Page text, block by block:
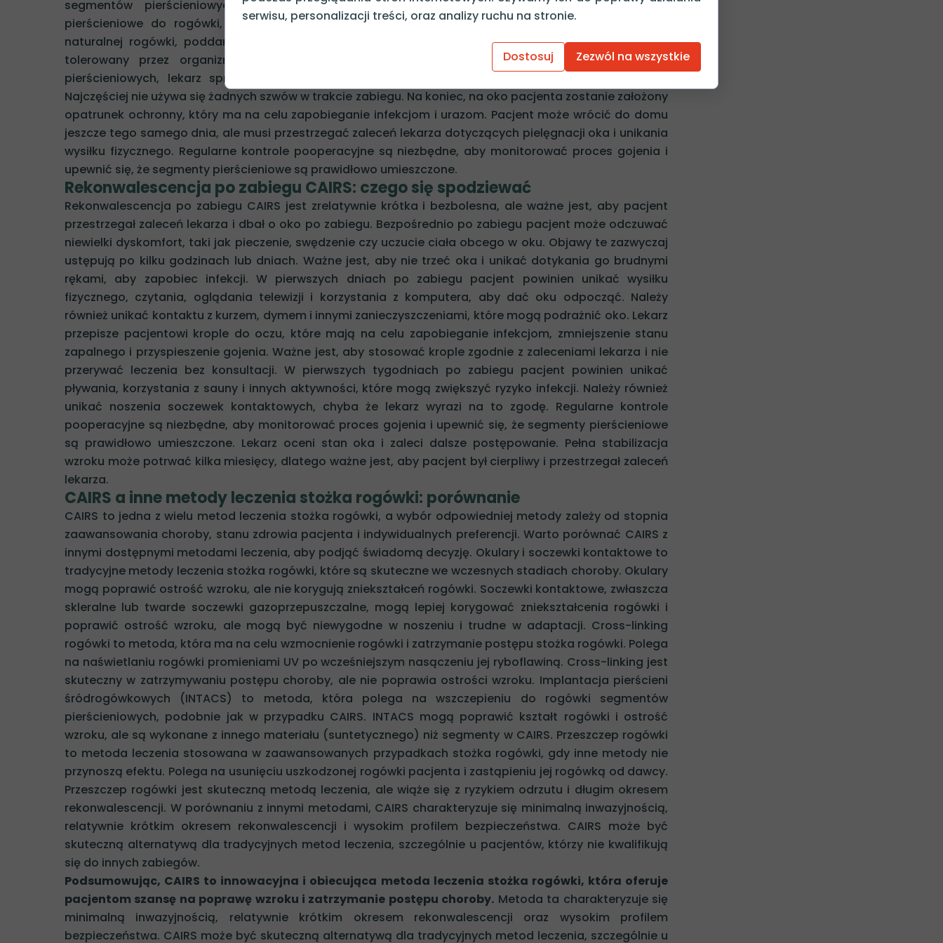
segmentów pierścieniowych. Lekarz, za pomocą precyzyjnych narzędzi, wprowadzi segmenty
pierścieniowe do rogówki, umieszczając je w odpowiednich miejscach. Segmenty są wykonane z
naturalnej rogówki, poddanej naświetlaniu promieniami gamma i liofilizacji. Dzięki temu jest dobrze
tolerowany przez organizm i nie powoduje reakcji alergicznych. Po wprowadzeniu segmentów
pierścieniowych, lekarz sprawdzi ich położenie i upewni się, że są one prawidłowo umieszczone.
Najczęściej nie używa się żadnych szwów w trakcie zabiegu. Na koniec, na oko pacjenta zostanie założony
opatrunek ochronny, który ma na celu zapobieganie infekcjom i urazom. Pacjent może wrócić do domu
jeszcze tego samego dnia, ale musi przestrzegać zaleceń lekarza dotyczących pielęgnacji oka i unikania
wysiłku fizycznego. Regularne kontrole pooperacyjne są niezbędne, aby monitorować proces gojenia i
upewnić się, że segmenty pierścieniowe są prawidłowo umieszczone.
Rekonwalescencja po zabiegu CAIRS: czego się spodziewać
Rekonwalescencja po zabiegu CAIRS jest zrelatywnie krótka i bezbolesna, ale ważne jest, aby pacjent
przestrzegał zaleceń lekarza i dbał o oko po zabiegu. Bezpośrednio po zabiegu pacjent może odczuwać
niewielki dyskomfort, taki jak pieczenie, swędzenie czy uczucie ciała obcego w oku. Objawy te zazwyczaj
ustępują po kilku godzinach lub dniach. Ważne jest, aby nie trzeć oka i unikać dotykania go brudnymi
rękami, aby zapobiec infekcji. W pierwszych dniach po zabiegu pacjent powinien unikać wysiłku
fizycznego, czytania, oglądania telewizji i korzystania z komputera, aby dać oku odpocząć. Należy
również unikać kontaktu z kurzem, dymem i innymi zanieczyszczeniami, które mogą podrażnić oko. Lekarz
przepisze pacjentowi krople do oczu, które mają na celu zapobieganie infekcjom, zmniejszenie stanu
zapalnego i przyspieszenie gojenia. Ważne jest, aby stosować krople zgodnie z zaleceniami lekarza i nie
przerywać leczenia bez konsultacji. W pierwszych tygodniach po zabiegu pacjent powinien unikać
pływania, korzystania z sauny i innych aktywności, które mogą zwiększyć ryzyko infekcji. Należy również
unikać noszenia soczewek kontaktowych, chyba że lekarz wyrazi na to zgodę. Regularne kontrole
pooperacyjne są niezbędne, aby monitorować proces gojenia i upewnić się, że segmenty pierścieniowe
są prawidłowo umieszczone. Lekarz oceni stan oka i zaleci dalsze postępowanie. Pełna stabilizacja
wzroku może potrwać kilka miesięcy, dlatego ważne jest, aby pacjent był cierpliwy i przestrzegał zaleceń
lekarza.
CAIRS a inne metody leczenia stożka rogówki: porównanie
CAIRS to jedna z wielu metod leczenia stożka rogówki, a wybór odpowiedniej metody zależy od stopnia
zaawansowania choroby, stanu zdrowia pacjenta i indywidualnych preferencji. Warto porównać CAIRS z
innymi dostępnymi metodami leczenia, aby podjąć świadomą decyzję. Okulary i soczewki kontaktowe to
tradycyjne metody leczenia stożka rogówki, które są skuteczne we wczesnych stadiach choroby. Okulary
mogą poprawić ostrość wzroku, ale nie korygują zniekształceń rogówki. Soczewki kontaktowe, zwłaszcza
skleralne lub twarde soczewki gazoprzepuszczalne, mogą lepiej korygować zniekształcenia rogówki i
poprawić ostrość wzroku, ale mogą być niewygodne w noszeniu i trudne w adaptacji. Cross-linking
rogówki to metoda, która ma na celu wzmocnienie rogówki i zatrzymanie postępu stożka rogówki. Polega
na naświetlaniu rogówki promieniami UV po wcześniejszym nasączeniu jej ryboflawiną. Cross-linking jest
skuteczny w zatrzymywaniu postępu choroby, ale nie poprawia ostrości wzroku. Implantacja pierścieni
śródrogówkowych (INTACS) to metoda, która polega na wszczepieniu do rogówki segmentów
pierścieniowych, podobnie jak w przypadku CAIRS. INTACS mogą poprawić kształt rogówki i ostrość
wzroku, ale są wykonane z innego materiału (suntetycznego) niż segmenty w CAIRS. Przeszczep rogówki
to metoda leczenia stosowana w zaawansowanych przypadkach stożka rogówki, gdy inne metody nie
przynoszą efektu. Polega na usunięciu uszkodzonej rogówki pacjenta i zastąpieniu jej rogówką od dawcy.
Przeszczep rogówki jest skuteczną metodą leczenia, ale wiąże się z ryzykiem odrzutu i długim okresem
rekonwalescencji. W porównaniu z innymi metodami, CAIRS charakteryzuje się minimalną inwazyjnością,
relatywnie krótkim okresem rekonwalescencji i wysokim profilem bezpieczeństwa. CAIRS może być
skuteczną alternatywą dla tradycyjnych metod leczenia, szczególnie u pacjentów, którzy nie kwalifikują
się do innych zabiegów.
Podsumowując, CAIRS to innowacyjna i obiecująca metoda leczenia stożka rogówki, która oferuje
pacjentom szansę na poprawę wzroku i zatrzymanie postępu choroby. Metoda ta charakteryzuje się
minimalną inwazyjnością, relatywnie krótkim okresem rekonwalescencji oraz wysokim profilem
bezpieczeństwa. CAIRS może być skuteczną alternatywą dla tradycyjnych metod leczenia, szczególnie u
serwisu, personalizacji treści, oraz analizy ruchu na stronie.
Dostosuj Zezwól na wszystkie